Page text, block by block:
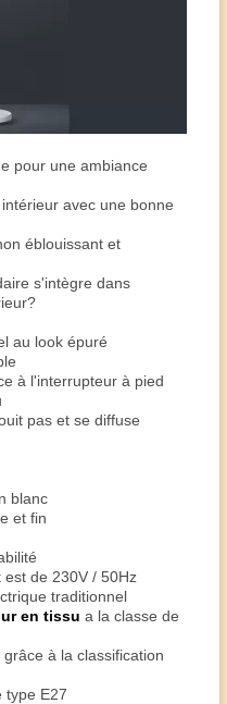
pour une ambiance
avec une bonne
éblouissant et
s'intègre dans
au look épuré
à l'interrupteur à pied
pas et se diffuse
blanc
et fin
de 230V / 50Hz
traditionnel
en tissu a la classe de
à la classification
type E27